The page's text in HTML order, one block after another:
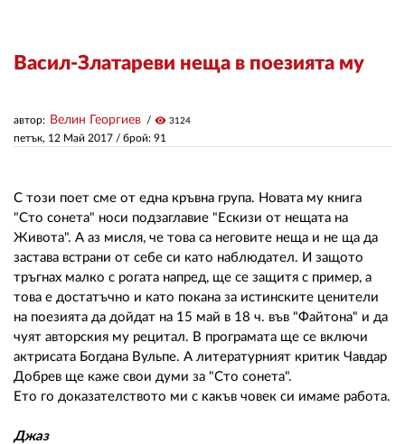
Васил-Златареви неща в поезията му
петък, 12 Май 2017 / брой: 91
автор: Велин Георгиев visibility 3124
С този поет сме от една кръвна група. Новата му книга
"Сто сонета" носи подзаглавие "Ескизи от нещата на
Живота". А аз мисля, че това са неговите неща и не ща да
застава встрани от себе си като наблюдател. И защото
тръгнах малко с рогата напред, ще се защитя с пример, а
това е достатъчно и като покана за истинските ценители
на поезията да дойдат на 15 май в 18 ч. във "Файтона" и да
чуят авторския му рецитал. В програмата ще се включи
актрисата Богдана Вульпе. А литературният критик Чавдар
Добрев ще каже свои думи за "Сто сонета".
Eто го доказателството ми с какъв човек си имаме работа.
Джаз
ДРУГИ
ЗА НАС
РЕДАКЦИЯ
КОНТАКТИ
АБОНАМЕНТ
УСЛОВИЯ ЗА ПОЛЗВАНЕ
ПОЛИТИКА ЗА БИСКВИТКИТЕ